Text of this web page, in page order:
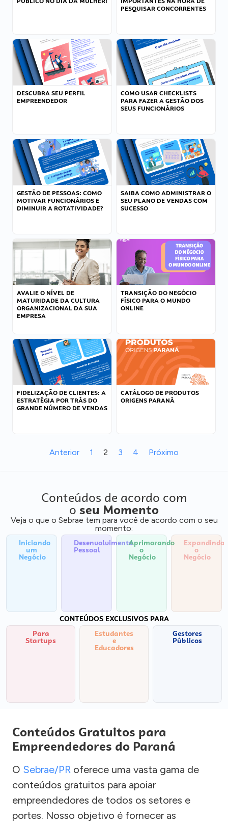
PESQUISAR CONCORRENTES
DESCUBRA SEU PERFIL
EMPREENDEDOR
COMO USAR CHECKLISTS
PARA FAZER A GESTÃO DOS
SEUS FUNCIONÁRIOS
GESTÃO DE PESSOAS: COMO
MOTIVAR FUNCIONÁRIOS E
DIMINUIR A ROTATIVIDADE?
SAIBA COMO ADMINISTRAR O
SEU PLANO DE VENDAS COM
SUCESSO
AVALIE O NÍVEL DE
MATURIDADE DA CULTURA
ORGANIZACIONAL DA SUA
EMPRESA
TRANSIÇÃO DO NEGÓCIO
FÍSICO PARA O MUNDO
ONLINE
FIDELIZAÇÃO DE CLIENTES: A
ESTRATÉGIA POR TRÁS DO
GRANDE NÚMERO DE VENDAS
CATÁLOGO DE PRODUTOS
ORIGENS PARANÁ
Anterior 1 2 3 4 Próximo
Conteúdos de acordo com
o seu Momento
Veja o que o Sebrae tem para você de acordo com o seu
momento:
Iniciando
um
Negócio
Desenvolvimento
Pessoal
Aprimorando
o
Negócio
Expandindo
o
Negócio
CONTEÚDOS EXCLUSIVOS PARA
Para
Startups
Estudantes
e
Educadores
Gestores
Públicos
Conteúdos Gratuitos para
Empreendedores do Paraná
O Sebrae/PR oferece uma vasta gama de
conteúdos gratuitos para apoiar
empreendedores de todos os setores e
portes. Nosso objetivo é fornecer as